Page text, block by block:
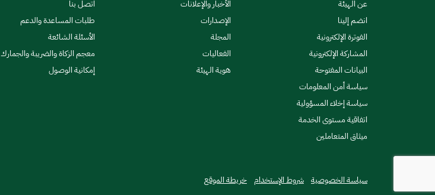
عن الهيئة
انضم إلينا
الفوترة الإلكترونية
المشاركة الإلكترونية
البيانات المفتوحة
سياسة أمن المعلومات
سياسة إخلاء المسؤولية
اتفاقية مستوى الخدمة
ميثاق المتعاملين
الأخبار والإعلانات
الإصدارات
المجلة
الفعاليات
هوية الهيئة
اتصل بنا
طلبات المساعدة والدعم
الأسئلة الشائعة
معجم الزكاة والضريبة والجمارك
إمكانية الوصول
سياسة الخصوصية شروط الإستخدام خريطة الموقع